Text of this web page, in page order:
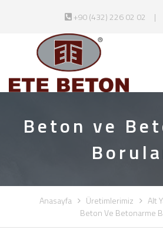
+90 (432) 226 02 02
Beton ve
Anasayfa Üretimlerimiz
Alt
Beton Ve Betonarme